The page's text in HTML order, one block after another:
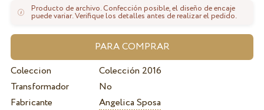
Producto de archivo. Confección posible, el diseño de encaje
puede variar. Verifique los detalles antes de realizar el pedido.
Coleccion
Colección 2016
Transformador
No
Fabricante
Angelica Sposa